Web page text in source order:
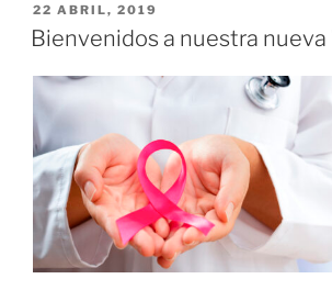
PUBLICADO
EL
22 ABRIL, 2019
Bienvenidos a nuestra nueva